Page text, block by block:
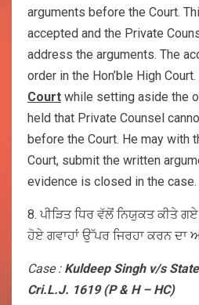
arguments before the Court.
accepted and the Private
address the arguments. The
order in the Hon’ble High Court.
Court while setting aside the
held that Private Counsel
before the Court. He may with
Court, submit the written
evidence is closed in the case.
8. ਪੀੜਿਤ ਧਿਰ ਵੱਲੋਂ ਨਿਯੁਕਤ ਕੀਤੇ
ਹੋਏ ਗਵਾਹਾਂ ਉੱਪਰ ਜਿਰਹਾ ਕਰਨ ਦਾ
Case : Kuldeep Singh v/s
Cri.L.J. 1619 (P & H – HC)